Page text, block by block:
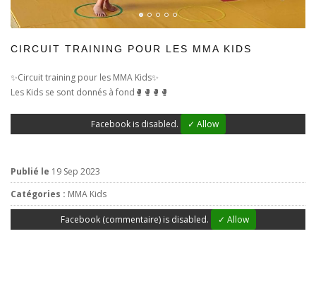
CIRCUIT TRAINING POUR LES MMA KIDS
✨Circuit training pour les MMA Kids✨
Les Kids se sont donnés à fond🥊🥊🥊🥊
Facebook is disabled. ✓ Allow
Publié le 19 Sep 2023
Catégories : MMA Kids
Facebook (commentaire) is disabled. ✓ Allow